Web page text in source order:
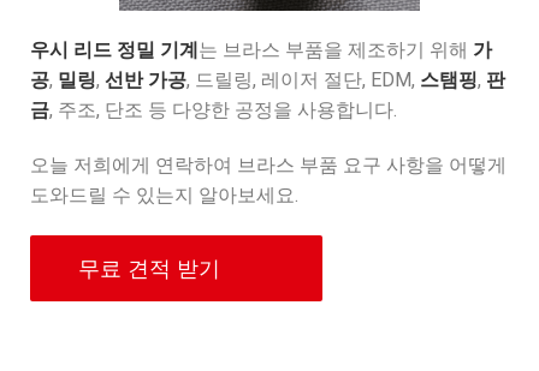
우시 리드 정밀 기계 는 브라스 부품을 제조하기 위해 가
공, 밀링, 선반 가공, 드릴링, 레이저 절단, EDM, 스탬핑, 판
금, 주조, 단조 등 다양한 공정을 사용합니다.
오늘 저희에게 연락하여 브라스 부품 요구 사항을 어떻게
도와드릴 수 있는지 알아보세요.
무료 견적 받기